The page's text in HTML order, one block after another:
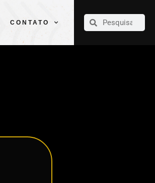
CONTATO